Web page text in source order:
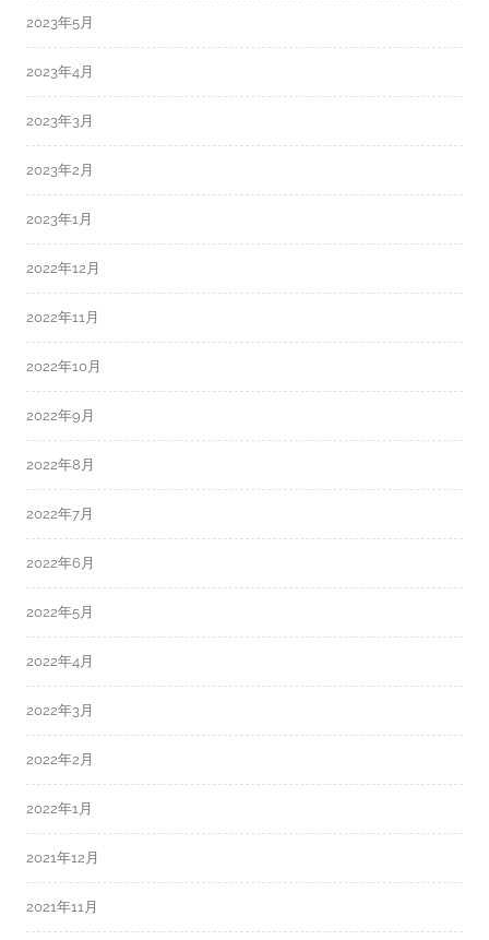
2023年5月
2023年4月
2023年3月
2023年2月
2023年1月
2022年12月
2022年11月
2022年10月
2022年9月
2022年8月
2022年7月
2022年6月
2022年5月
2022年4月
2022年3月
2022年2月
2022年1月
2021年12月
2021年11月